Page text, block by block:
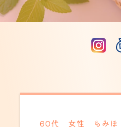
60代 女性 もみほ